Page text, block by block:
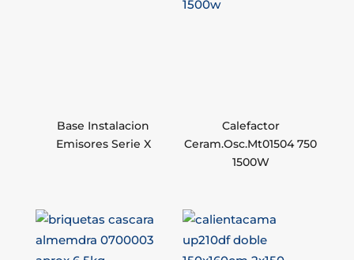
Base Instalacion
Emisores Serie X
Calefactor
Ceram.Osc.Mt01504 750
1500W